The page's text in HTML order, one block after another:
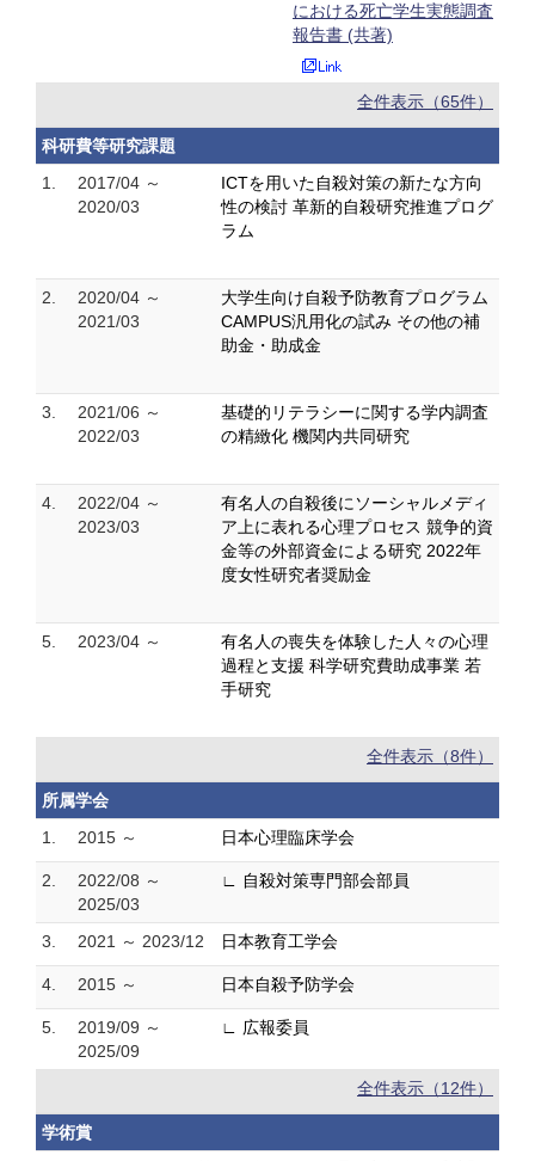
における死亡学生実態調査
報告書 (共著)
全件表示（65件）
科研費等研究課題
1.
2017/04 ～
2020/03
ICTを用いた自殺対策の新たな方向
性の検討 革新的自殺研究推進プログ
ラム
2.
2020/04 ～
2021/03
大学生向け自殺予防教育プログラム
CAMPUS汎用化の試み その他の補
助金・助成金
3.
2021/06 ～
2022/03
基礎的リテラシーに関する学内調査
の精緻化 機関内共同研究
4.
2022/04 ～
2023/03
有名人の自殺後にソーシャルメディ
ア上に表れる心理プロセス 競争的資
金等の外部資金による研究 2022年
度女性研究者奨励金
5. 2023/04 ～
有名人の喪失を体験した人々の心理
過程と支援 科学研究費助成事業 若
手研究
全件表示（8件）
所属学会
1.
2015 ～ 日本心理臨床学会
2.
2022/08 ～
2025/03
∟ 自殺対策専門部会部員
3. 2021 ～ 2023/12 日本教育工学会
4. 2015 ～ 日本自殺予防学会
5.
2019/09 ～
2025/09
∟ 広報委員
全件表示（12件）
学術賞